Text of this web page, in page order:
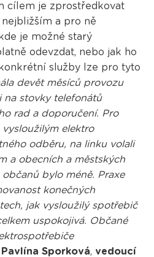
cílem je zprostředkovat
a pro ně
je možné starý
odevzdat, nebo jak ho
služby lze pro tyto
devět měsíců provozu
na stovky telefonátů
rad a doporučení. Pro
elektro
odběru, na linku volali
a obecních a městských
bylo méně. Praxe
konečných
jak vysloužilý spotřebič
uspokojivá. Občané
Pavlína Sporková, vedoucí